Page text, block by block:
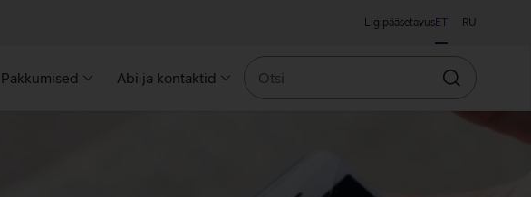
LigipääsetavusET RU
Pakkumised Abi ja kontaktid
Otsin